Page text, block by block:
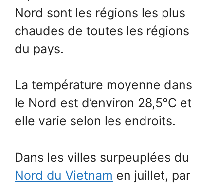
Nord sont les régions les plus
chaudes de toutes les régions
du pays.
La température moyenne dans
le Nord est d’environ 28,5°C et
elle varie selon les endroits.
Dans les villes surpeuplées du
Nord du Vietnam en juillet, par